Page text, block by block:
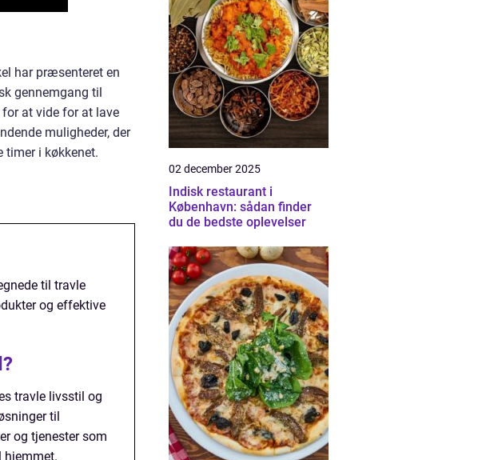
har præsenteret en
gennemgang til
at vide for at lave
muligheder, der
timer i køkkenet.
til travle
og effektive
travle livsstil og
til
og tjenester som
hjemmet.
02 december 2025
Indisk restaurant i
København: sådan finder
du de bedste oplevelser